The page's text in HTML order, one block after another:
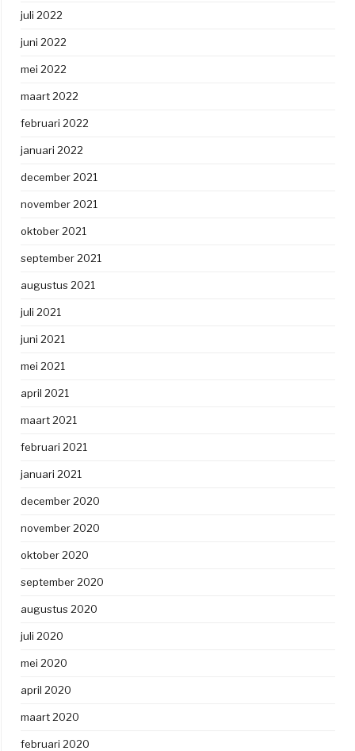
juli 2022
juni 2022
mei 2022
maart 2022
februari 2022
januari 2022
december 2021
november 2021
oktober 2021
september 2021
augustus 2021
juli 2021
juni 2021
mei 2021
april 2021
maart 2021
februari 2021
januari 2021
december 2020
november 2020
oktober 2020
september 2020
augustus 2020
juli 2020
mei 2020
april 2020
maart 2020
februari 2020